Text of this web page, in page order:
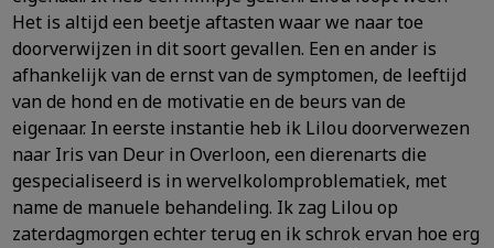
Het is altijd een beetje aftasten waar we naar toe
doorverwijzen in dit soort gevallen. Een en ander is
afhankelijk van de ernst van de symptomen, de leeftijd
van de hond en de motivatie en de beurs van de
eigenaar. In eerste instantie heb ik Lilou doorverwezen
naar Iris van Deur in Overloon, een dierenarts die
gespecialiseerd is in wervelkolomproblematiek, met
name de manuele behandeling. Ik zag Lilou op
zaterdagmorgen echter terug en ik schrok ervan hoe erg